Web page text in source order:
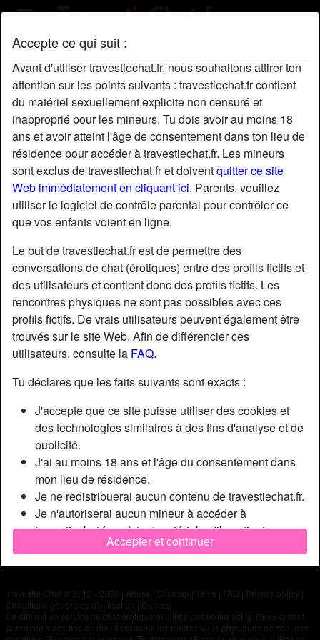
Accepte ce qui suit :
Avant d'utiliser travestiechat.fr, nous souhaitons attirer ton
attention sur les points suivants : travestiechat.fr contient
du matériel sexuellement explicite non censuré et
inapproprié pour les mineurs. Tu dois avoir au moins 18
ans et avoir atteint l'âge de consentement dans ton lieu de
résidence pour accéder à travestiechat.fr. Les mineurs
sont exclus de travestiechat.fr et doiventquitter ce site
Web immédiatement en cliquant ici. Parents, veuillez
utiliser le logiciel de contrôle parental pour contrôler ce
que vos enfants voient en ligne.
Le but de travestiechat.fr est de permettre des
conversations de chat (érotiques) entre des profils fictifs et
des utilisateurs et contient donc des profils fictifs. Les
rencontres physiques ne sont pas possibles avec ces
profils fictifs. De vrais utilisateurs peuvent également être
trouvés sur le site Web. Afin de différencier ces
utilisateurs, consulte la FAQ.
Tu déclares que les faits suivants sont exacts :
J'accepte que ce site puisse utiliser des cookies et
des technologies similaires à des fins d'analyse et de
publicité.
J'ai au moins 18 ans et l'âge du consentement dans
mon lieu de résidence.
Je ne redistribuerai aucun contenu de travestiechat.fr.
Je n'autoriserai aucun mineur à accéder à
travestiechat.fr ou à tout matériel qu'il contient.
Tout contenu que je consulte ou télécharge sur
travestiechat.fr est destiné à mon usage personnel et
Je n'ai pas été contacté par les fournisseurs de ce
matériel, et je choisis volontiers de le visualiser ou de
le télécharger.
Accepter et continuer
Profil de dan64
starAjouter chatDiscuter !
Nickname:
Dan64
Âge:
48
Département:
Pyrénées-Atlantiques
Sexe:
Homme
Description
N'a pas encore saisi de description
Cherche
N'a spécifié aucune préférence
Travestie Chat © 2012 - 2026 Abuse Sitemap Tarifs FAQ Privacy policy
Conditions générales d'utilisation
Contact
Ce site est un service de chat érotique et utilise des profils fictifs. Ceux-ci sont
purement à des fins de divertissement, les rendez-vous physiques ne sont pas